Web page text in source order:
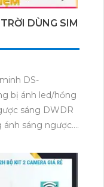
DÙNG SIM
DS-
bị ánh led/hồng
sáng DWDR
sáng ngược.
cần đầu ghi
kế mỹ thuật,